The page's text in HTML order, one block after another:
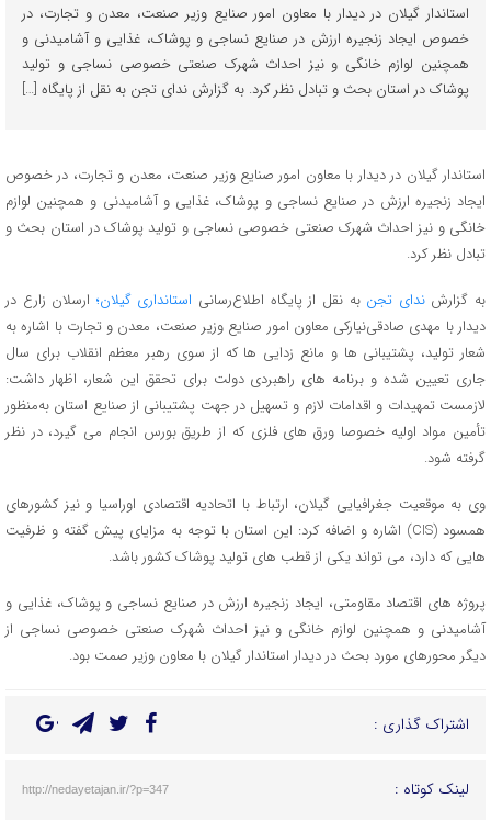
استاندار گیلان در دیدار با معاون امور صنایع وزیر صنعت، معدن و تجارت، در
خصوص ایجاد زنجیره ارزش در صنایع نساجی و پوشاک، غذایی و آشامیدنی و
همچنین لوازم خانگی و نیز احداث شهرک صنعتی خصوصی نساجی و تولید
پوشاک در استان بحث و تبادل نظر کرد. به گزارش ندای تجن به نقل از پایگاه […]
استاندار گیلان در دیدار با معاون امور صنایع وزیر صنعت، معدن و تجارت، در خصوص
ایجاد زنجیره ارزش در صنایع نساجی و پوشاک، غذایی و آشامیدنی و همچنین لوازم
خانگی و نیز احداث شهرک صنعتی خصوصی نساجی و تولید پوشاک در استان بحث و
تبادل نظر کرد.
به گزارشندای تجن به نقل از پایگاه اطلاع‌رسانی استانداری گیلان؛ ارسلان زارع در
دیدار با مهدی صادقی‌نیارکی معاون امور صنایع وزیر صنعت، معدن و تجارت با اشاره به
شعار تولید، پشتیبانی ها و مانع زدایی ها که از سوی رهبر معظم انقلاب برای سال
جاری تعیین شده و برنامه های راهبردی دولت برای تحقق این شعار، اظهار داشت:
لازمست تمهیدات و اقدامات لازم و تسهیل در جهت پشتیبانی از صنایع استان به‌منظور
تأمین مواد اولیه خصوصا ورق های فلزی که از طریق بورس انجام می گیرد، در نظر
گرفته شود.
وی به موقعیت جغرافیایی گیلان، ارتباط با اتحادیه اقتصادی اوراسیا و نیز کشورهای
همسود (CIS) اشاره و اضافه کرد: این استان با توجه به مزایای پیش گفته و ظرفیت
هایی که دارد، می تواند یکی از قطب های تولید پوشاک کشور باشد.
پروژه های اقتصاد مقاومتی، ایجاد زنجیره ارزش در صنایع نساجی و پوشاک، غذایی و
آشامیدنی و همچنین لوازم خانگی و نیز احداث شهرک صنعتی خصوصی نساجی از
دیگر محورهای مورد بحث در دیدار استاندار گیلان با معاون وزیر صمت بود.
اشتراک گذاری :
لینک کوتاه : http://nedayetajan.ir/?p=347